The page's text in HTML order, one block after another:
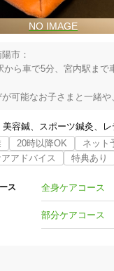
市：
から車で5分、宮内駅まで
可能なお子さまと一緒
う&マッサージ
理論をもとに精進・実践
状に合った「ツボ」を
メです。
リウマチ・腰痛症・五十
ご相談ください。
美容鍼 スポーツ鍼灸
20時以降OK ネット
アドバイス
特典あり
ス 全身ケアコース
部分ケアコース